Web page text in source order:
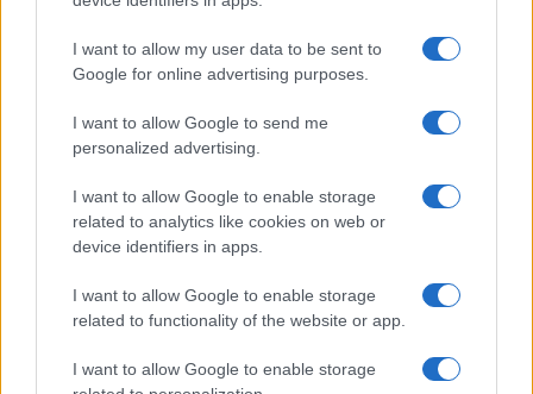
I want to allow my user data to be sent to
Google for online advertising purposes.
I want to allow Google to send me
personalized advertising.
I want to allow Google to enable storage
related to analytics like cookies on web or
device identifiers in apps.
I want to allow Google to enable storage
related to functionality of the website or app.
I want to allow Google to enable storage
Matrimoni di lusso e concerti all’alba: la Puglia
conquista il mondo
PIÙ LETTI
Sognare il fango ha anche dei significati positivi (che
Come valorizzare la zona giorno attraverso una scelta